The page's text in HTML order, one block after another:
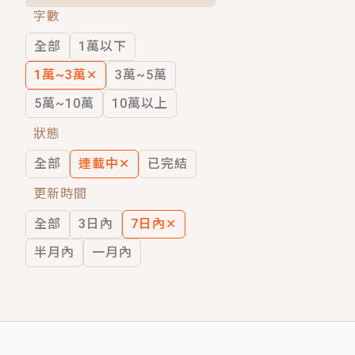
穿越｜《穿越遠古後成了野人娘子》你
字數
全部
1萬以下
1萬~3萬 ✕
3萬~5萬
5萬~10萬
10萬以上
狀態
全部
連載中 ✕
已完結
更新時間
全部
3日內 7日內 ✕
半月內
一月內